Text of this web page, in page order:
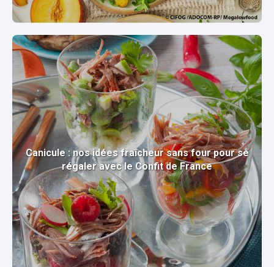
Canicule : nos idées fraîcheur sans four pour se
régaler avec le Confit de France